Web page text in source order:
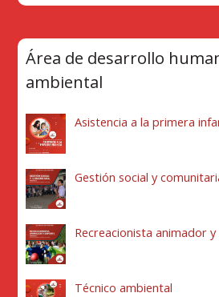
Área de desarrollo
ambiental
Asistencia a la primera
Gestión social y
Recreacionista animador
Técnico ambiental